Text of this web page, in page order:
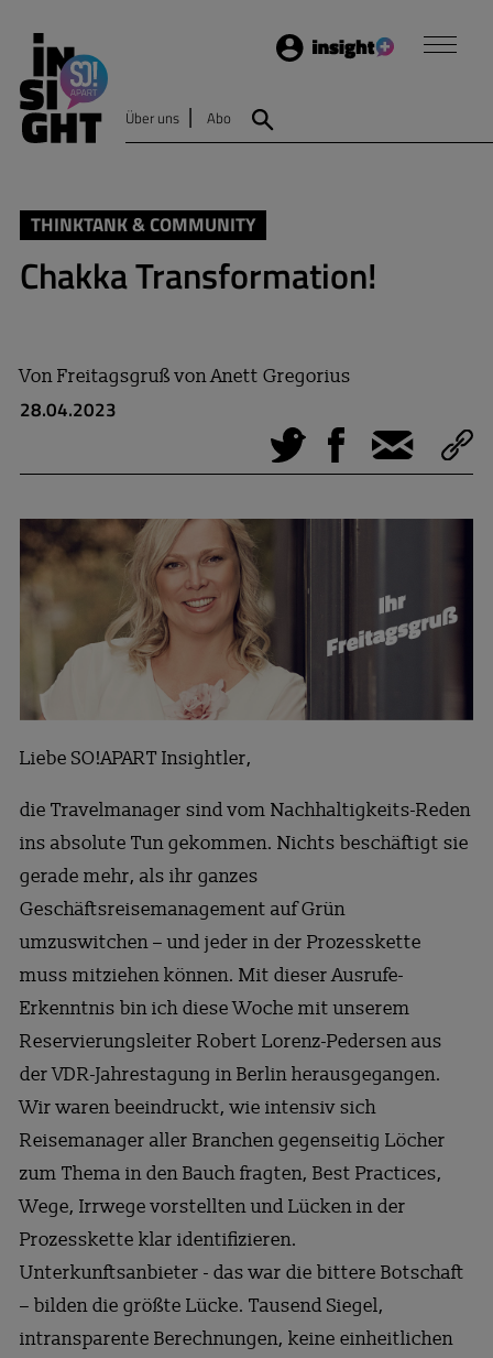
Login
Über uns Abo
THINKTANK & COMMUNITY
Chakka Transformation!
VonFreitagsgruß von Anett Gregorius
28.04.2023
Tweet Facebook
E-Mail
Liebe SO!APART Insightler,
die Travelmanager sind vom Nachhaltigkeits-Reden
ins absolute Tun gekommen. Nichts beschäftigt sie
gerade mehr, als ihr ganzes
Geschäftsreisemanagement auf Grün
umzuswitchen – und jeder in der Prozesskette
muss mitziehen können. Mit dieser Ausrufe-
Erkenntnis bin ich diese Woche mit unserem
Reservierungsleiter Robert Lorenz-Pedersen aus
der VDR-Jahrestagung in Berlin herausgegangen.
Wir waren beeindruckt, wie intensiv sich
Reisemanager aller Branchen gegenseitig Löcher
zum Thema in den Bauch fragten, Best Practices,
Wege, Irrwege vorstellten und Lücken in der
Prozesskette klar identifizieren.
Unterkunftsanbieter - das war die bittere Botschaft
– bilden die größte Lücke. Tausend Siegel,
intransparente Berechnungen, keine einheitlichen